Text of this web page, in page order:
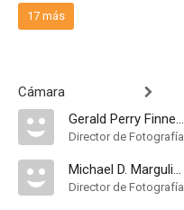
17 más
Cámara
Gerald Perry Finnerman
Director de Fotografía
Michael D. Margulies
Director de Fotografía